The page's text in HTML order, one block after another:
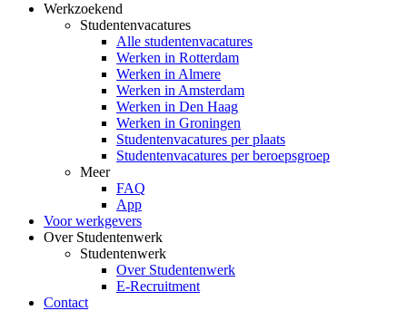
Werkzoekend
Studentenvacatures
Alle studentenvacatures
Werken in Rotterdam
Werken in Almere
Werken in Amsterdam
Werken in Den Haag
Werken in Groningen
Studentenvacatures per plaats
Studentenvacatures per beroepsgroep
Meer
FAQ
App
Voor werkgevers
Over Studentenwerk
Studentenwerk
Over Studentenwerk
E-Recruitment
Contact